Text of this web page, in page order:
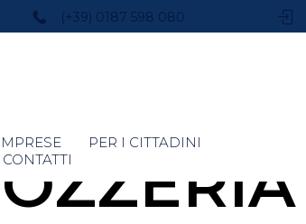
(+39) 0187 598 080
PER I CITTADINI
CONTATTI